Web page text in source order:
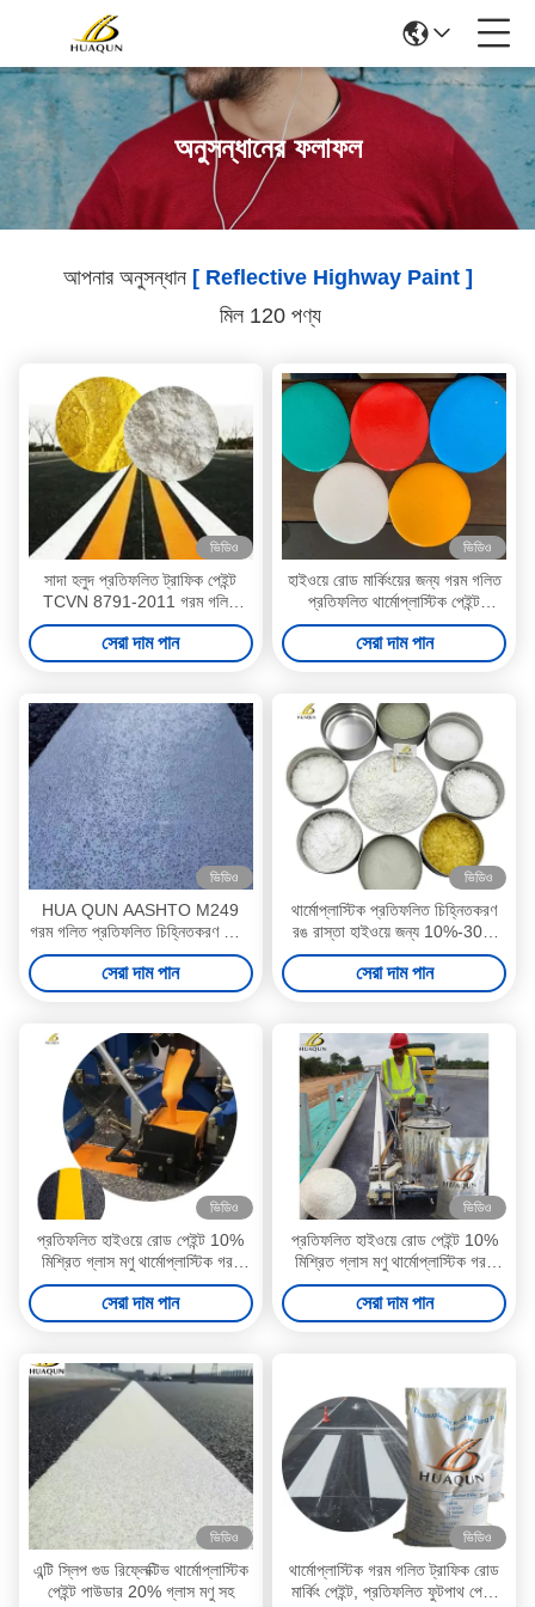
অনুসন্ধানের ফলাফল
আপনার অনুসন্ধান [ Reflective Highway Paint ]
মিল 120 পণ্য
ভিডিও
সাদা হলুদ প্রতিফলিত ট্রাফিক পেইন্ট
TCVN 8791-2011 গরম গলিত
প্রতিফলিত চিহ্নিতকরণ পেইন্ট
সেরা দাম পান
ভিডিও
হাইওয়ে রোড মার্কিংয়ের জন্য গরম গলিত
প্রতিফলিত থার্মোপ্লাস্টিক পেইন্ট
আবহাওয়া প্রতিরোধী
সেরা দাম পান
ভিডিও
HUA QUN AASHTO M249
গরম গলিত প্রতিফলিত চিহ্নিতকরণ পেইন্ট
দীর্ঘস্থায়ী রাস্তা জন্য
সেরা দাম পান
ভিডিও
থার্মোপ্লাস্টিক প্রতিফলিত চিহ্নিতকরণ
রঙ রাস্তা হাইওয়ে জন্য 10%-30%
গ্লাস মণির সামগ্রী লেপ এবং রঙ
সেরা দাম পান
ভিডিও
প্রতিফলিত হাইওয়ে রোড পেইন্ট 10%
মিশ্রিত গ্লাস মণু থার্মোপ্লাস্টিক গরম
গলিত রোড মার্কিং পেইন্ট
সেরা দাম পান
ভিডিও
প্রতিফলিত হাইওয়ে রোড পেইন্ট 10%
মিশ্রিত গ্লাস মণু থার্মোপ্লাস্টিক গরম
গলিত রোড মার্কিং পেইন্ট
সেরা দাম পান
ভিডিও
এন্টি স্লিপ গুড রিফ্লেক্টিভ থার্মোপ্লাস্টিক
পেইন্ট পাউডার 20% গ্লাস মণু সহ
ভিডিও
থার্মোপ্লাস্টিক গরম গলিত ট্রাফিক রোড
মার্কিং পেইন্ট, প্রতিফলিত ফুটপাথ পেইন্ট